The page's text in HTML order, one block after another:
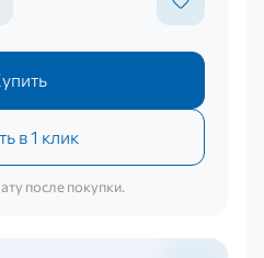
в 1 клик
после покупки.